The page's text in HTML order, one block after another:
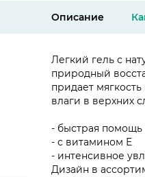
Описание
Легкий гель с
природный
придает
влаги в верхних
- быстрая помощь
- с витамином Е
- интенсивное
Дизайн в